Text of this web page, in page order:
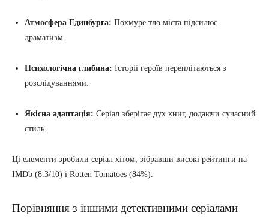
Атмосфера Единбурга: Похмуре тло міста підсилює
драматизм.
Психологічна глибина: Історії героїв переплітаються з
розслідуваннями.
Якісна адаптація: Серіал зберігає дух книг, додаючи сучасний
стиль.
Ці елементи зробили серіал хітом, зібравши високі рейтинги на
IMDb (8.3/10) і Rotten Tomatoes (84%).
Порівняння з іншими детективними серіалами